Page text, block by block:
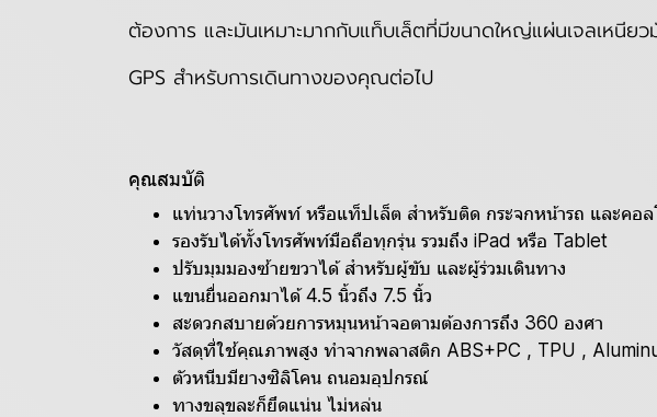
ต้องการ และมันเหมาะมากกับแท็บเล็ตที่มีขนาดใหญ่แผ่นเจลเห
GPS สำหรับการเดินทางของคุณต่อไป
คุณสมบัติ
แท่นวางโทรศัพท์ หรือแท็ปเล็ต สำหรับติด กระจกหน้ารถ และคอ
รองรับได้ทั้งโทรศัพท์มือถือทุกรุ่น รวมถึง iPad หรือ Tablet
ปรับมุมมองซ้ายขวาได้ สำหรับผู้ขับ และผู้ร่วมเดินทาง
แขนยื่นออกมาได้ 4.5 นิ้วถึง 7.5 นิ้ว
สะดวกสบายด้วยการหมุนหน้าจอตามต้องการถึง 360 องศา
วัสดุที่ใช้คุณภาพสูง ทำจากพลาสติก ABS+PC , TPU ,
ตัวหนีบมียางซิลิโคน ถนอมอุปกรณ์
ทางขลุขละก็ยึดแน่น ไม่หล่น